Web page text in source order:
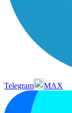
Telegram MAX